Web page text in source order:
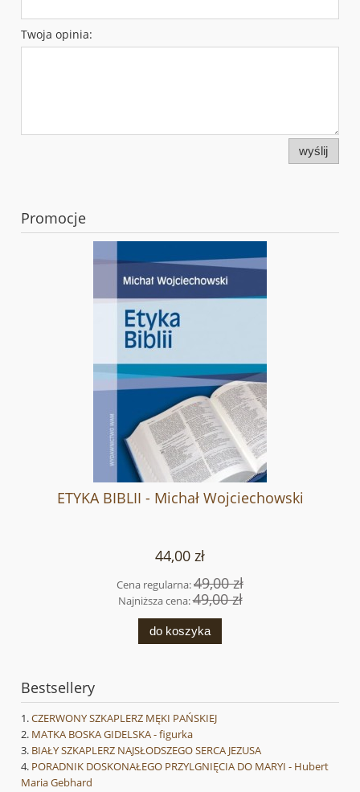
Twoja opinia:
wyślij
Promocje
ETYKA BIBLII - Michał Wojciechowski
44,00 zł
Cena regularna:49,00 zł
Najniższa cena:49,00 zł
do koszyka
Bestsellery
CZERWONY SZKAPLERZ MĘKI PAŃSKIEJ
MATKA BOSKA GIDELSKA - figurka
BIAŁY SZKAPLERZ NAJSŁODSZEGO SERCA JEZUSA
PORADNIK DOSKONAŁEGO PRZYLGNIĘCIA DO MARYI - Hubert
Maria Gebhard